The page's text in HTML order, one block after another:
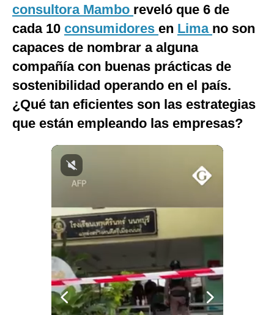
Términos
Y
Condiciones
Política
De
Privacidad
Politica
De
Cookies
Preguntas
Frecuentes
consultora Mambo reveló que 6 de
cada 10 consumidores en Lima no son
capaces de nombrar a alguna
compañía con buenas prácticas de
sostenibilidad operando en el país.
¿Qué tan eficientes son las estrategias
que están empleando las empresas?